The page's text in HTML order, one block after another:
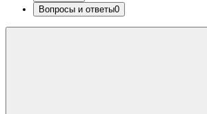
Вопросы и ответы0